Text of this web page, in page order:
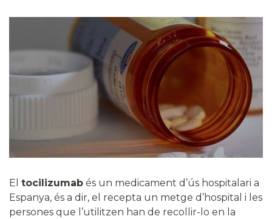
El tocilizumab és un medicament d’ús hospitalari a
Espanya, és a dir, el recepta un metge d’hospital i les
persones que l’utilitzen han de recollir-lo en la